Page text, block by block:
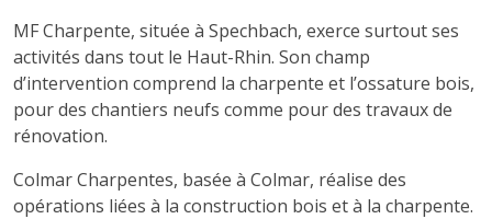
MF Charpente, située à Spechbach, exerce surtout ses
activités dans tout le Haut-Rhin. Son champ
d’intervention comprend la charpente et l’ossature bois,
pour des chantiers neufs comme pour des travaux de
rénovation.
Colmar Charpentes, basée à Colmar, réalise des
opérations liées à la construction bois et à la charpente.